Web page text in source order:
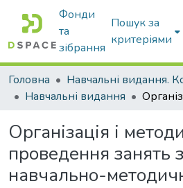
Фонди
та
зібрання
Пошук за
критеріями
Головна
Навчальні видання
Організація і
проведення занять
навчально-